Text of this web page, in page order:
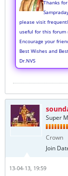
Thanks
please visit
useful for this forum
Encourage your
Best Wishes and
Dr.NVS
Super
Crown
Join
13-04-13, 19:59